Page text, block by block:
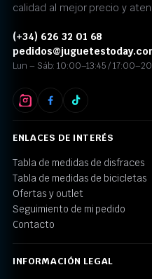
calidad al mejor precio y
(+34) 626 32 01 68
Lun – Sáb: 10:00–13:45 /
ENLACES DE INTERÉS
Tabla de medidas de disfraces
Tabla de medidas de bicicletas
Ofertas y outlet
Seguimiento de mi pedido
Contacto
INFORMACIÓN LEGAL